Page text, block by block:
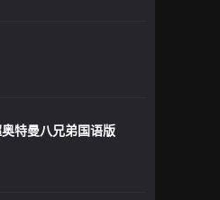
特曼八兄弟国语版